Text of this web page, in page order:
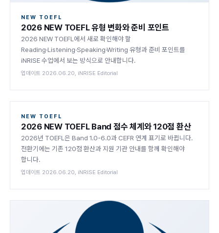
NEW TOEFL
2026 NEW TOEFL 유형 변화와 준비 포인트
2026 NEW TOEFL에서 새로 확인해야 할
Reading·Listening·Speaking·Writing 유형과 준비 포인트를
iNRISE 수업에서 보는 방식으로 안내합니다.
업데이트 2026.06.20, iNRISE Editorial
NEW TOEFL
2026 NEW TOEFL Band 점수 체계와 120점 환산
2026년 TOEFL은 Band 1.0-6.0과 CEFR 연계 표기로 바뀝니다.
전환기에는 기존 120점 환산과 지원 기관 안내를 함께 확인해야
합니다.
업데이트 2026.06.20, iNRISE Editorial